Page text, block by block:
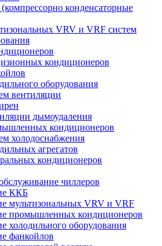
конденсаторные
VRV и VRF систем
кондиционеров
оборудования
вентиляции
дымоудаления
кондиционеров
холодоснабжения
агрегатов
кондиционеров
чиллеров
ККБ
мультизональных VRV и VRF
промышленных кондиционеров
холодильного оборудования
фанкойлов